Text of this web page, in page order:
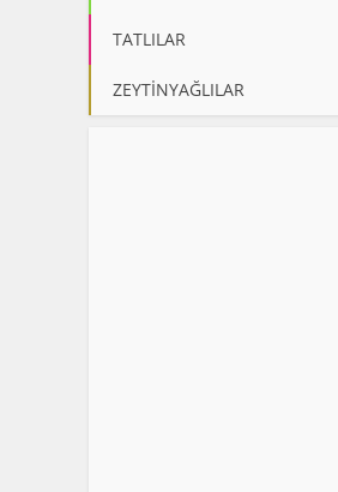
TATLILAR
ZEYTİNYAĞLILAR